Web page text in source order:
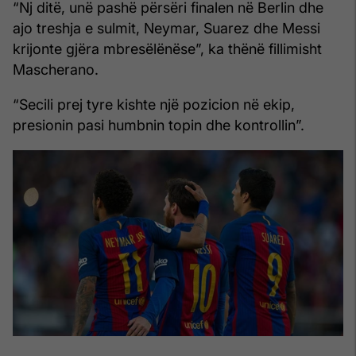
“Nj ditë, unë pashë përsëri finalen në Berlin dhe
ajo treshja e sulmit, Neymar, Suarez dhe Messi
krijonte gjëra mbresëlënëse”, ka thënë fillimisht
Mascherano.
“Secili prej tyre kishte një pozicion në ekip,
presionin pasi humbnin topin dhe kontrollin”.